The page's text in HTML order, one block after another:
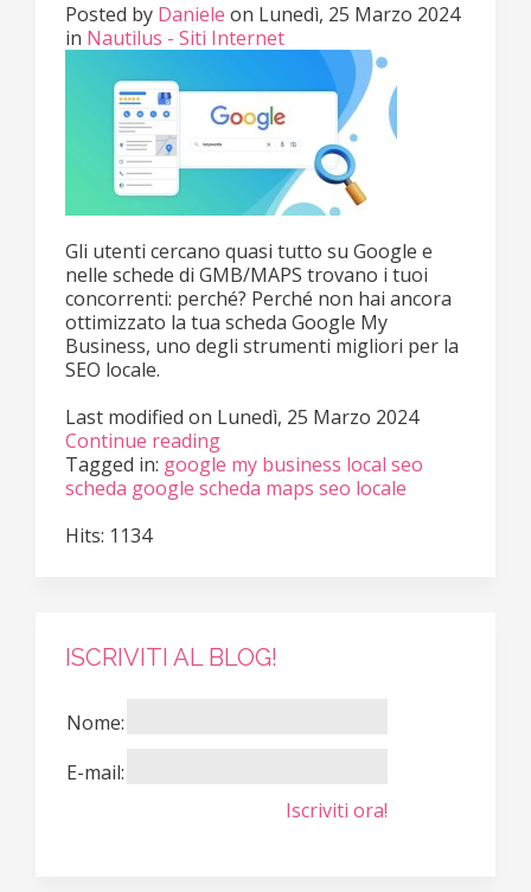
Posted by Daniele on Lunedì, 25 Marzo 2024
in Nautilus - Siti Internet
Gli utenti cercano quasi tutto su Google e
nelle schede di GMB/MAPS trovano i tuoi
concorrenti: perché? Perché non hai ancora
ottimizzato la tua scheda Google My
Business, uno degli strumenti migliori per la
SEO locale.
Last modified on Lunedì, 25 Marzo 2024
Continue reading
Tagged in: google my business local seo
scheda google scheda maps seo locale
Hits: 1134
ISCRIVITI AL BLOG!
Nome:
E-mail:
Iscriviti ora!